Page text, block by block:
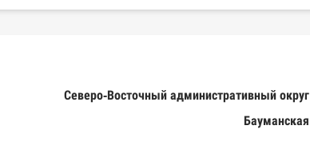
Северо-Восточный административный округ
Бауманская